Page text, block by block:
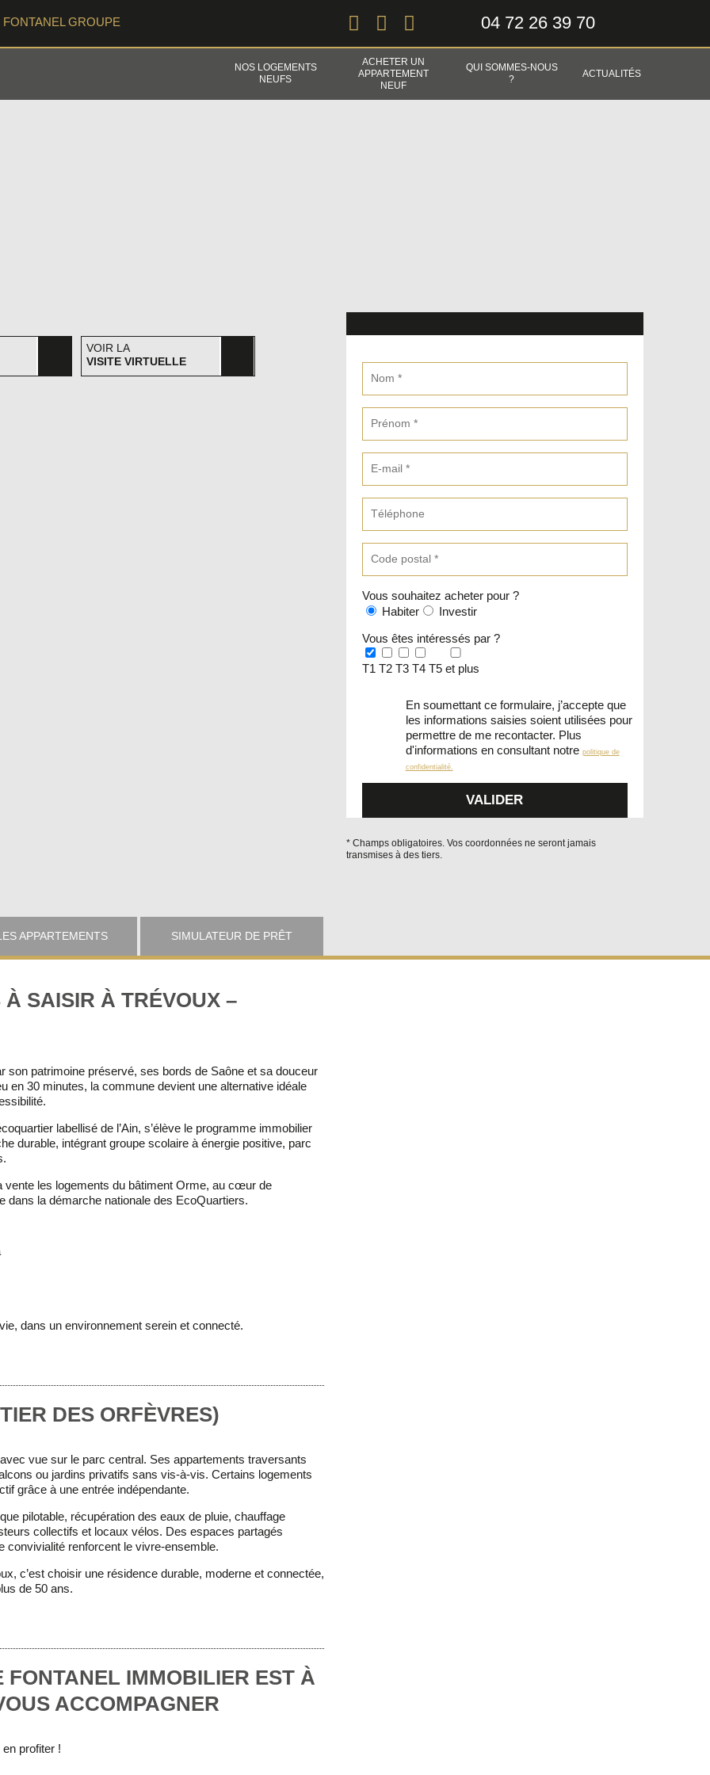
FONTANEL GROUPE 04 72 26 39 70
NOS LOGEMENTS
NEUFS
ACHETER UN
APPARTEMENT
NEUF
QUI SOMMES-NOUS
?
ACTUALITÉS
VOIR LA
VISITE VIRTUELLE
Vous souhaitez acheter pour ?
Habiter
Investir
Vous êtes intéressés par ?
T1 T2 T3 T4 T5 et plus
En soumettant ce formulaire, j’accepte que
les informations saisies soient utilisées pour
permettre de me recontacter. Plus
d'informations en consultant notre politique de
confidentialité.
* Champs obligatoires. Vos coordonnées ne seront jamais
transmises à des tiers.
APPARTEMENTS SIMULATEUR DE PRÊT
SAISIR À TRÉVOUX –
son patrimoine préservé, ses bords de Saône et sa douceur
en 30 minutes, la commune devient une alternative idéale
labellisé de l’Ain, s’élève le programme immobilier
durable, intégrant groupe scolaire à énergie positive, parc
vente les logements du bâtiment Orme, au cœur de
dans la démarche nationale des EcoQuartiers.
dans un environnement serein et connecté.
DES ORFÈVRES)
vue sur le parc central. Ses appartements traversants
ou jardins privatifs sans vis-à-vis. Certains logements
grâce à une entrée indépendante.
pilotable, récupération des eaux de pluie, chauffage
collectifs et locaux vélos. Des espaces partagés
convivialité renforcent le vivre-ensemble.
, c’est choisir une résidence durable, moderne et connectée,
de 50 ans.
FONTANEL IMMOBILIER EST À
ACCOMPAGNER
profiter !